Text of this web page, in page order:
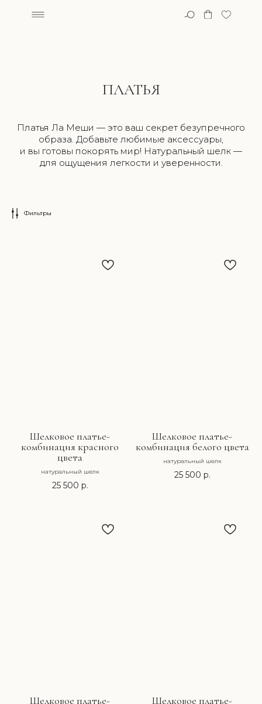
ПЛАТЬЯ
Платья Ла Meши — это ваш секрет безупречного
образа. Добавьте любимые аксессуары,
и вы готовы покорять мир! Натуральный шелк —
для ощущения легкости и уверенности.
Фильтры
Шелковое платье-
комбинация красного
цвета
натуральный шелк
25 500 р.
Шелковое платье-
комбинация белого цвета
натуральный шелк
25 500 р.
Шелковое платье-
Шелковое платье-